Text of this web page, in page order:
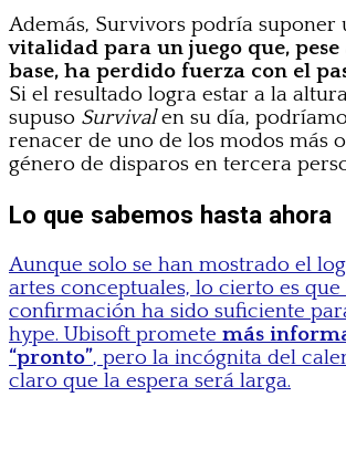
Además, Survivors podría suponer
vitalidad para un juego que, pese
base, ha perdido fuerza con el
Si el resultado logra estar a la
supuso Survivalen su día,
renacer de uno de los modos más
género de disparos en tercera
Lo que sabemos hasta ahora
Aunque solo se han mostrado el
artes conceptuales, lo cierto es
confirmación ha sido suficiente
hype. Ubisoft promete más
“pronto”, pero la incógnita del
claro que la espera será larga.